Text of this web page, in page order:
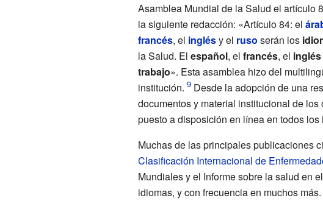
Asamblea Mundial de la Salud el artículo
la siguiente redacción: «Artículo 84: el
francés, el inglésy el ruso serán los
la Salud. El español, el francés, el inglés
trabajo». Esta asamblea hizo del
institución. Desde la adopción de una
documentos y material institucional de
puesto a disposición en línea en todos
Muchas de las principales publicaciones
Clasificación Internacional de
Mundiales y el Informe sobre la salud en
idiomas, y con frecuencia en muchos más.